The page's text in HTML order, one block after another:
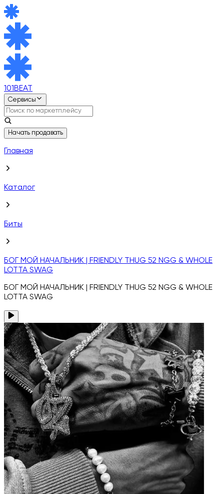
101BEAT
Сервисы
Начать продавать
Главная
Каталог
Биты
БОГ МОЙ НАЧАЛЬНИК | FRIENDLY THUG 52 NGG & WHOLE
LOTTA SWAG
БОГ МОЙ НАЧАЛЬНИК | FRIENDLY THUG 52 NGG & WHOLE
LOTTA SWAG